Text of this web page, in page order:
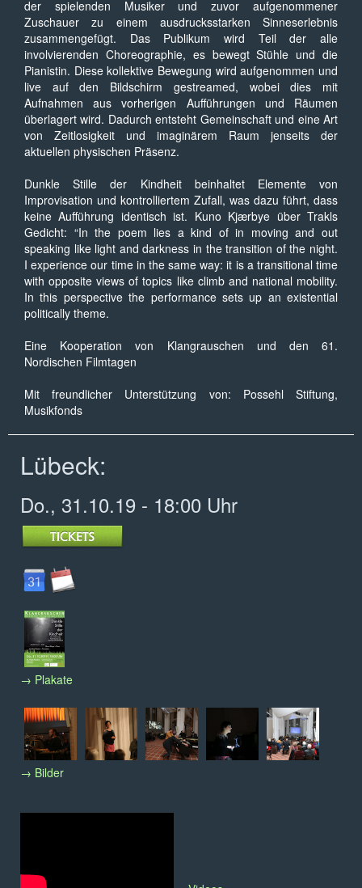
der spielenden Musiker und zuvor aufgenommener
Zuschauer zu einem ausdrucksstarken Sinneserlebnis
zusammengefügt. Das Publikum wird Teil der alle
involvierenden Choreographie, es bewegt Stühle und die
Pianistin. Diese kollektive Bewegung wird aufgenommen und
live auf den Bildschirm gestreamed, wobei dies mit
Aufnahmen aus vorherigen Aufführungen und Räumen
überlagert wird. Dadurch entsteht Gemeinschaft und eine Art
von Zeitlosigkeit und imaginärem Raum jenseits der
aktuellen physischen Präsenz.
Dunkle Stille der Kindheit beinhaltet Elemente von
Improvisation und kontrolliertem Zufall, was dazu führt, dass
keine Aufführung identisch ist. Kuno Kjærbye über Trakls
Gedicht: “In the poem lies a kind of in moving and out
speaking like light and darkness in the transition of the night.
I experience our time in the same way: it is a transitional time
with opposite views of topics like climb and national mobility.
In this perspective the performance sets up an existential
politically theme.
Eine Kooperation von Klangrauschen und den 61.
Nordischen Filmtagen
Mit freundlicher Unterstützung von: Possehl Stiftung,
Musikfonds
Lübeck:
Do., 31.10.19 - 18:00 Uhr
→ Plakate
→ Bilder